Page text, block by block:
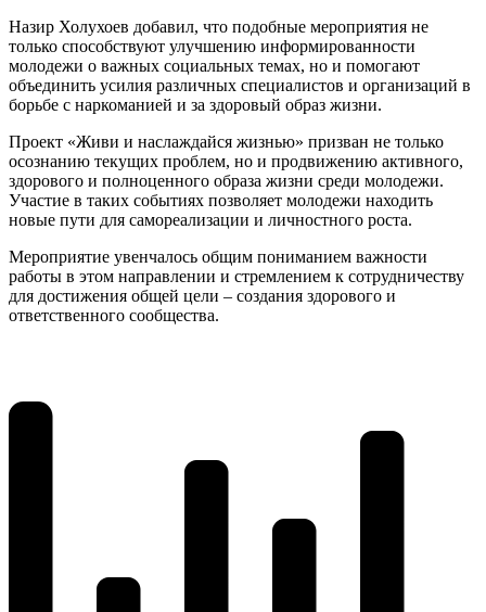
Назир Холухоев добавил, что подобные мероприятия не
только способствуют улучшению информированности
молодежи о важных социальных темах, но и помогают
объединить усилия различных специалистов и организаций в
борьбе с наркоманией и за здоровый образ жизни.
Проект «Живи и наслаждайся жизнью» призван не только
осознанию текущих проблем, но и продвижению активного,
здорового и полноценного образа жизни среди молодежи.
Участие в таких событиях позволяет молодежи находить
новые пути для самореализации и личностного роста.
Мероприятие увенчалось общим пониманием важности
работы в этом направлении и стремлением к сотрудничеству
для достижения общей цели – создания здорового и
ответственного сообщества.